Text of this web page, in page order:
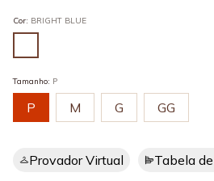
Cor: BRIGHT BLUE
Tamanho: P
P M G GG
Provador Virtual Tabela